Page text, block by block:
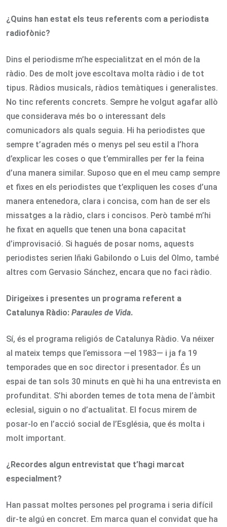
¿Quins han estat els teus referents com a periodista
radiofònic?
Dins el periodisme m’he especialitzat en el món de la
ràdio. Des de molt jove escoltava molta ràdio i de tot
tipus. Ràdios musicals, ràdios temàtiques i generalistes.
No tinc referents concrets. Sempre he volgut agafar allò
que considerava més bo o interessant dels
comunicadors als quals seguia. Hi ha periodistes que
sempre t’agraden més o menys pel seu estil a l’hora
d’explicar les coses o que t’emmiralles per fer la feina
d’una manera similar. Suposo que en el meu camp sempre
et fixes en els periodistes que t’expliquen les coses d’una
manera entenedora, clara i concisa, com han de ser els
missatges a la ràdio, clars i concisos. Però també m’hi
he fixat en aquells que tenen una bona capacitat
d’improvisació. Si hagués de posar noms, aquests
periodistes serien Iñaki Gabilondo o Luis del Olmo, també
altres com Gervasio Sánchez, encara que no faci ràdio.
Dirigeixes i presentes un programa referent a
Catalunya Ràdio: Paraules de Vida.
Sí, és el programa religiós de Catalunya Ràdio. Va néixer
al mateix temps que l’emissora —el 1983— i ja fa 19
temporades que en soc director i presentador. És un
espai de tan sols 30 minuts en què hi ha una entrevista en
profunditat. S’hi aborden temes de tota mena de l’àmbit
eclesial, siguin o no d’actualitat. El focus mirem de
posar-lo en l’acció social de l’Església, que és molta i
molt important.
¿Recordes algun entrevistat que t’hagi marcat
especialment?
Han passat moltes persones pel programa i seria difícil
dir-te algú en concret. Em marca quan el convidat que ha